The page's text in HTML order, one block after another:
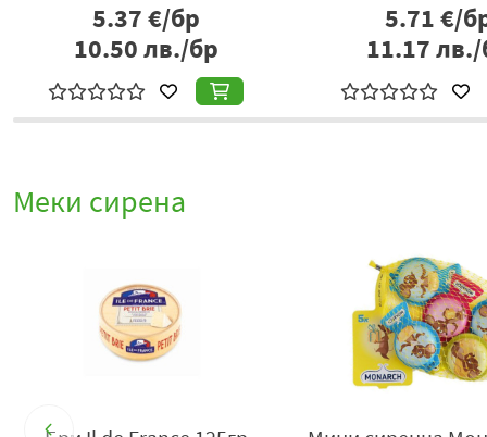
5.71€/бр
11.17лв./бр
4.60€/бр
9.00лв./бр
Меки сирена